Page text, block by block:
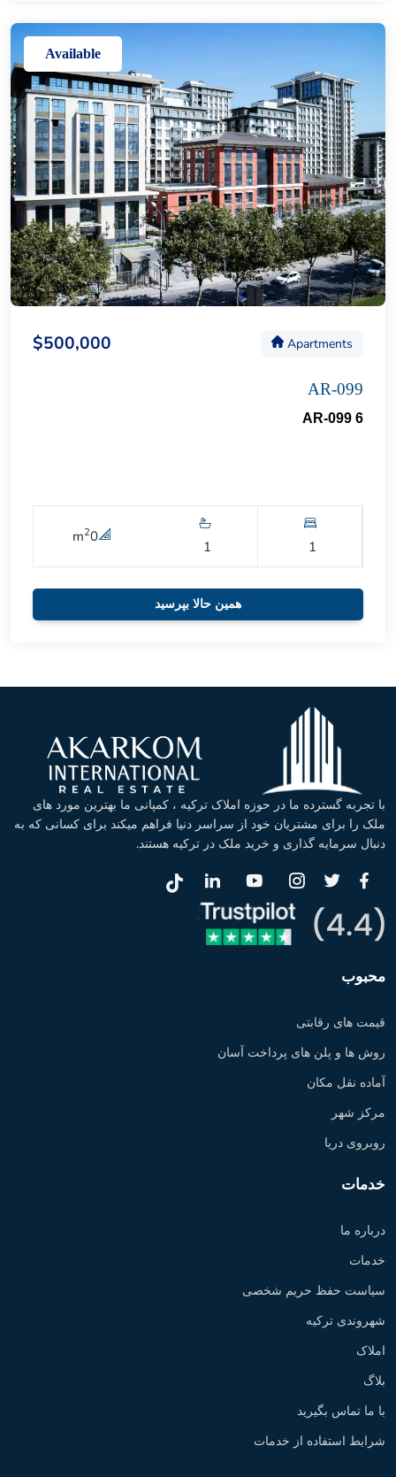
Available
Apartments
$500,000
AR-099
AR-099 6
1
1
0
m2
همین حالا بپرسید
با تجربه گسترده ما در حوزه املاک ترکیه ، کمپانی ما بهترین مورد های
ملک را برای مشتریان خود از سراسر دنیا فراهم میکند برای کسانی که به
دنبال سرمایه گذاری و خرید ملک در ترکیه هستند.
محبوب
قیمت های رقابتی
روش ها و پلن های پرداخت آسان
آماده نقل مکان
مرکز شهر
روبروی دریا
خدمات
درباره ما
خدمات
سیاست حفظ حریم شخصی
شهروندی ترکیه
املاک
بلاگ
با ما تماس بگیرید
شرایط استفاده از خدمات